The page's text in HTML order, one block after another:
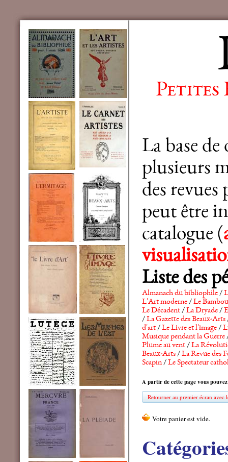
Petites
La base
plusieurs
des revues
peut être
catalogue (
Liste des
Almanach du bibliophile/
L'Art moderne/Le Bambou
Le Décadent/La Dryade/
/La Gazette des Beaux-Arts
d'art/Le Livre et l'image/
Musique pendant la Guerre
Plume au vent/La
Beaux-Arts/La Revue des
Scapin/Le Spectateur
A partir de cette page vous
Retourner au premier écran avec